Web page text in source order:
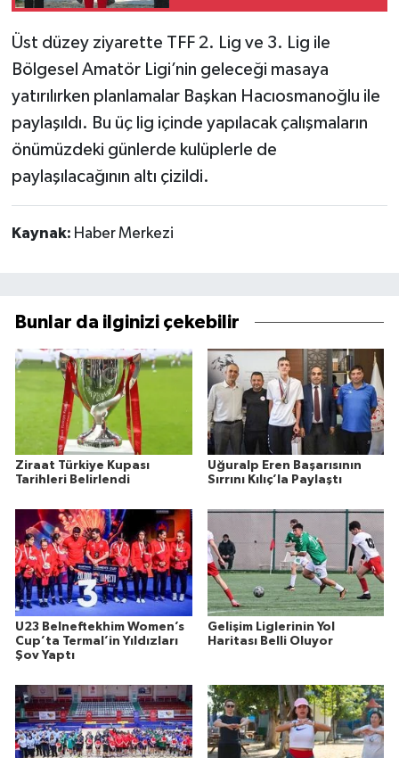
Üst düzey ziyarette TFF 2. Lig ve 3. Lig ile
Bölgesel Amatör Ligi’nin geleceği masaya
yatırılırken planlamalar Başkan Hacıosmanoğlu ile
paylaşıldı. Bu üç lig içinde yapılacak çalışmaların
önümüzdeki günlerde kulüplerle de
paylaşılacağının altı çizildi.
Kaynak: Haber Merkezi
Bunlar da ilginizi çekebilir
Ziraat Türkiye Kupası
Tarihleri Belirlendi
Uğuralp Eren Başarısının
Sırrını Kılıç’la Paylaştı
U23 Belneftekhim Women’s
Cup’ta Termal’in Yıldızları
Şov Yaptı
Gelişim Liglerinin Yol
Haritası Belli Oluyor